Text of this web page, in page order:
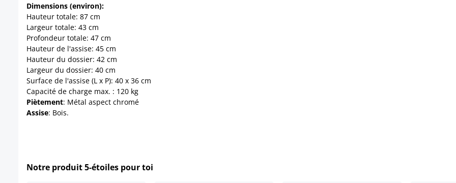
Dimensions (environ):
Hauteur totale: 87 cm
Largeur totale: 43 cm
Profondeur totale: 47 cm
Hauteur de l'assise: 45 cm
Hauteur du dossier: 42 cm
Largeur du dossier: 40 cm
Surface de l'assise (L x P): 40 x 36 cm
Capacité de charge max. : 120 kg
Piètement: Métal aspect chromé
Assise: Bois.
Notre produit 5-étoiles pour toi